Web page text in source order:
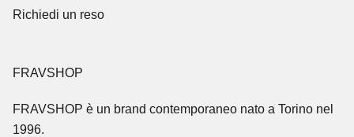
Richiedi un reso
FRAVSHOP
FRAVSHOP è un brand contemporaneo nato a Torino nel
1996.